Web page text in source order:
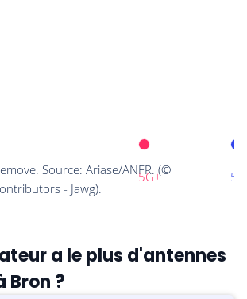
a le plus d'antennes
Bron ?